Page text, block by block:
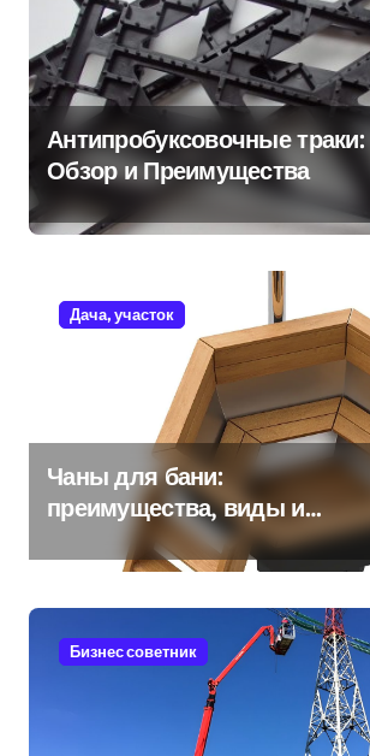
Антипробуксовочные траки:
Обзор и Преимущества
Дача, участок
Чаны для бани:
преимущества, виды и
особенности использования
Бизнес советник